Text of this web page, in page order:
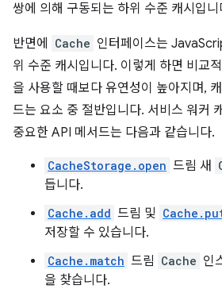
쌍에 의해 구동되는 하위 수준 캐시입니
반면에 Cache 인터페이스는
위 수준 캐시입니다. 이렇게 하면 비교
을 사용할 때보다 유연성이 높아지며,
드는 요소 중 절반입니다. 서비스 워커
중요한 API 메서드는 다음과 같습니다.
CacheStorage.open 드림 새
듭니다.
Cache.add 드림 및
저장할 수 있습니다.
Cache.match 드림 Cache 인
을 찾습니다.